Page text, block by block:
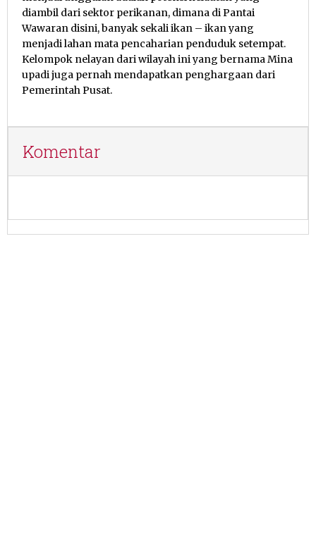
diambil dari sektor perikanan, dimana di Pantai
Wawaran disini, banyak sekali ikan – ikan yang
menjadi lahan mata pencaharian penduduk setempat.
Kelompok nelayan dari wilayah ini yang bernama Mina
upadi juga pernah mendapatkan penghargaan dari
Pemerintah Pusat.
Komentar